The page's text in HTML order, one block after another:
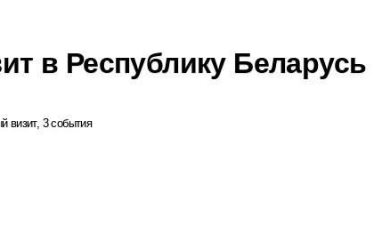
в Республику Беларусь
визит, 3 события